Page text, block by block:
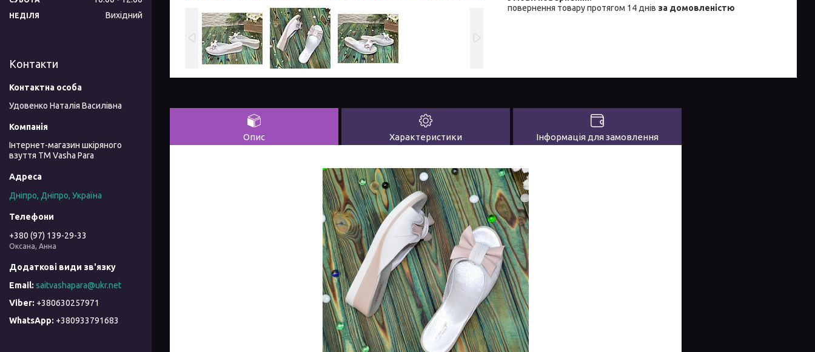
повернення товару протягом 14 днів за домовленістю
Опис Характеристики Інформація для замовлення
НЕДІЛЯ Вихідний
Контакти
Удовенко Наталія Василівна
Інтернет-магазин шкіряного
взуття ТМ Vasha Para
Дніпро, Дніпро, Україна
+380 (97) 139-29-33
Оксана, Анна
saitvashapara@ukr.net
+380630257971
+380933791683